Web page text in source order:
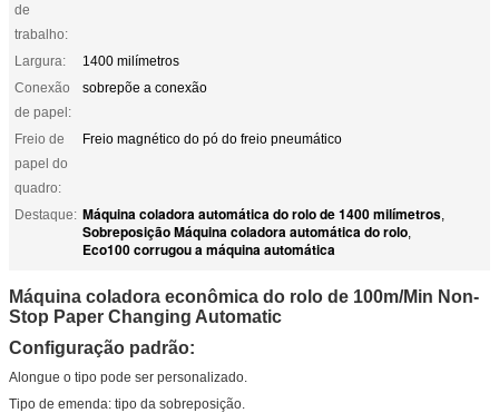
de
trabalho:
Largura:
1400 milímetros
Conexão
de papel:
sobrepõe a conexão
Freio de
papel do
quadro:
Freio magnético do pó do freio pneumático
Destaque: Máquina coladora automática do rolo de 1400 milímetros,
Sobreposição Máquina coladora automática do rolo,
Eco100 corrugou a máquina automática
Máquina coladora econômica do rolo de 100m/Min Non-
Stop Paper Changing Automatic
Configuração padrão:
Alongue o tipo pode ser personalizado.
Tipo de emenda: tipo da sobreposição.